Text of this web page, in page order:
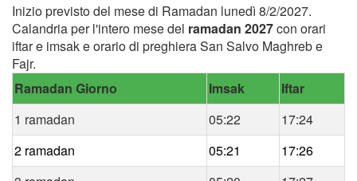
Inizio previsto del mese di Ramadan lunedì 8/2/2027.
Calandria per l'intero mese del ramadan 2027con orari
iftar e imsak e orario di preghiera San Salvo Maghreb e
Fajr.
Ramadan Giorno
Imsak
Iftar
1 ramadan
05:22
17:24
2 ramadan
05:21
17:26